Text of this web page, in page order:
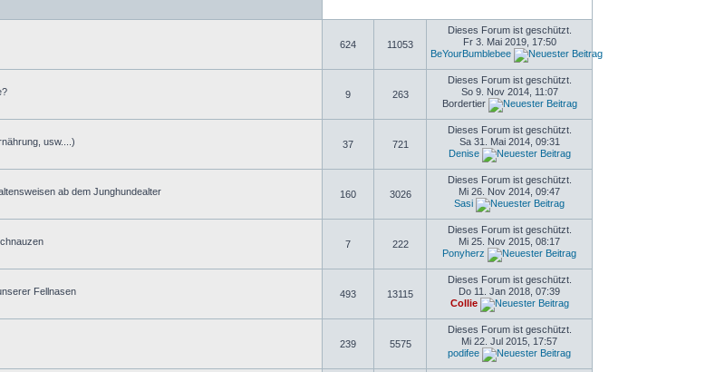
624 11053
Dieses Forum ist geschützt.
Fr 3. Mai 2019, 17:50
BeYourBumblebee
9 263
Dieses Forum ist geschützt.
So 9. Nov 2014, 11:07
Bordertier
usw....)
37 721
Dieses Forum ist geschützt.
Sa 31. Mai 2014, 09:31
Denise
ab dem Junghundealter
160 3026
Dieses Forum ist geschützt.
Mi 26. Nov 2014, 09:47
Sasi
7 222
Dieses Forum ist geschützt.
Mi 25. Nov 2015, 08:17
Ponyherz
Fellnasen
493 13115
Dieses Forum ist geschützt.
Do 11. Jan 2018, 07:39
Collie
239 5575
Dieses Forum ist geschützt.
Mi 22. Jul 2015, 17:57
podifee